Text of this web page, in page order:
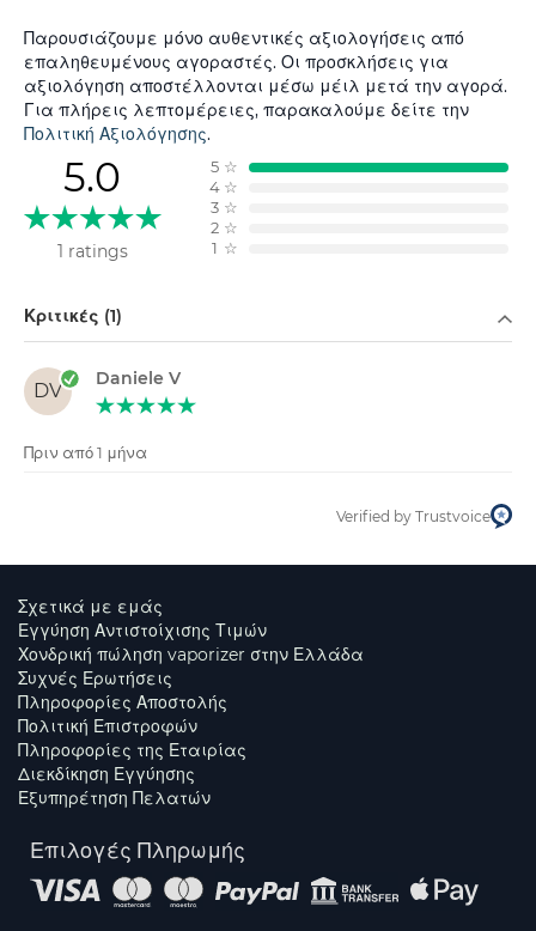
Παρουσιάζουμε μόνο αυθεντικές αξιολογήσεις από
επαληθευμένους αγοραστές. Οι προσκλήσεις για
αξιολόγηση αποστέλλονται μέσω μέιλ μετά την αγορά.
Για πλήρεις λεπτομέρειες, παρακαλούμε δείτε την
Πολιτική Αξιολόγησης.
5.0
1 ratings
5 ☆
4 ☆
3 ☆
2 ☆
1 ☆
Κριτικές (1)
DV
Daniele V
Πριν από 1 μήνα
Verified by Trustvoice
Σχετικά με εμάς
Εγγύηση Αντιστοίχισης Τιμών
Χονδρική πώληση vaporizer στην Ελλάδα
Συχνές Ερωτήσεις
Πληροφορίες Αποστολής
Πολιτική Επιστροφών
Πληροφορίες της Εταιρίας
Διεκδίκηση Εγγύησης
Εξυπηρέτηση Πελατών
Επιλογές Πληρωμής